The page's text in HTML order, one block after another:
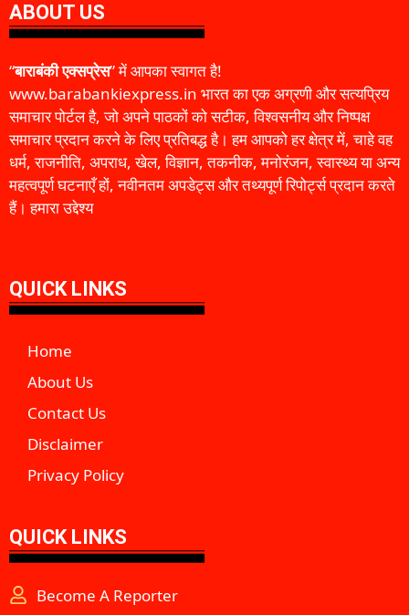
ABOUT US
“बाराबंकी एक्सप्रेस” में आपका स्वागत है!
www.barabankiexpress.in भारत का एक अग्रणी और सत्यप्रिय
समाचार पोर्टल है, जो अपने पाठकों को सटीक, विश्वसनीय और निष्पक्ष
समाचार प्रदान करने के लिए प्रतिबद्ध है। हम आपको हर क्षेत्र में, चाहे वह
धर्म, राजनीति, अपराध, खेल, विज्ञान, तकनीक, मनोरंजन, स्वास्थ्य या अन्य
महत्वपूर्ण घटनाएँ हों, नवीनतम अपडेट्स और तथ्यपूर्ण रिपोर्ट्स प्रदान करते
हैं। हमारा उद्देश्य
QUICK LINKS
Home
About Us
Contact Us
Disclaimer
Privacy Policy
QUICK LINKS
Become A Reporter